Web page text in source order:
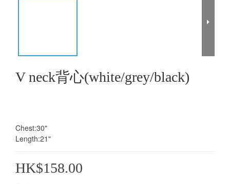
V neck背心(white/grey/black)
Chest:30"
Length:21"
HK$158.00